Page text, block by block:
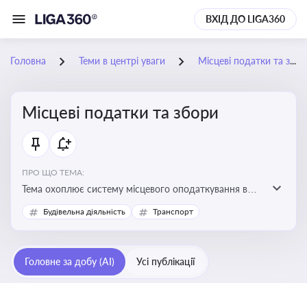
ВХІД ДО LIGA360
Головна Теми в центрі уваги Місцеві податки та збори
Місцеві податки та збори
ПРО ЩО ТЕМА:
Тема охоплює систему місцевого оподаткування в
Україні, включаючи туристичний збір, плату за
земельні ділянки, за паркування транспорту
Будівельна діяльність Транспорт
Головне за добу (AI) Усі публікації